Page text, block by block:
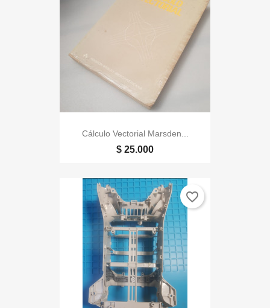
Cálculo Vectorial Marsden...
$ 25.000
favorite_border